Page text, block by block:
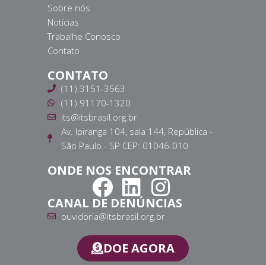
Sobre nós
Notícias
Trabalhe Conosco
Contato
CONTATO
(11) 3151-3563
(11) 91170-1320
its@itsbrasil.org.br
Av. Ipiranga 104, sala 144, República -
São Paulo - SP CEP: 01046-010
ONDE NOS ENCONTRAR
CANAL DE DENÚNCIAS
ouvidoria@itsbrasil.org.br
DOE AGORA